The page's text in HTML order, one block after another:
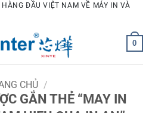
ĐẦU VIỆT NAM VỀ MÁY IN VÀ
0
CHỦ /
GẮN THẺ “MAY IN